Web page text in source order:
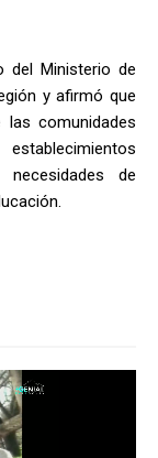
del Ministerio de
y afirmó que
las comunidades
de